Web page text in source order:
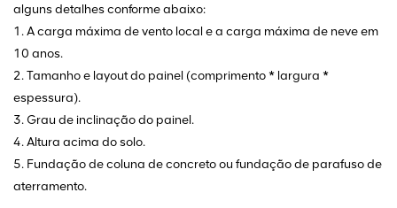
alguns detalhes conforme abaixo:
1. A carga máxima de vento local e a carga máxima de neve em
10 anos.
2. Tamanho e layout do painel (comprimento * largura *
espessura).
3. Grau de inclinação do painel.
4. Altura acima do solo.
5. Fundação de coluna de concreto ou fundação de parafuso de
aterramento.